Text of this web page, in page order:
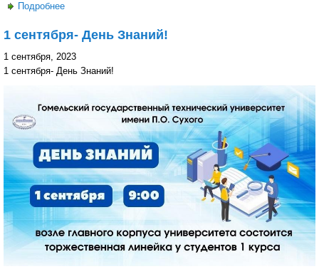
Подробнее
1 сентября- День Знаний!
1 сентября, 2023
1 сентября- День Знаний!